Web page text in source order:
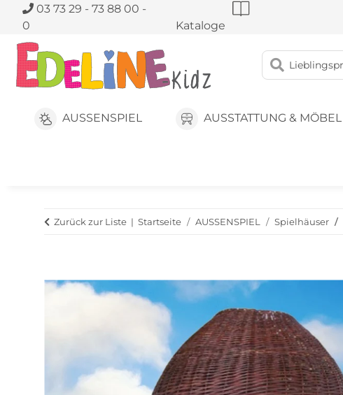
03 73 29 - 73 88 00 -
0
Kataloge
AUSSENSPIEL AUSSTATTUNG & MÖBEL
Zurück zur Liste Startseite AUSSENSPIEL Spielhäuser